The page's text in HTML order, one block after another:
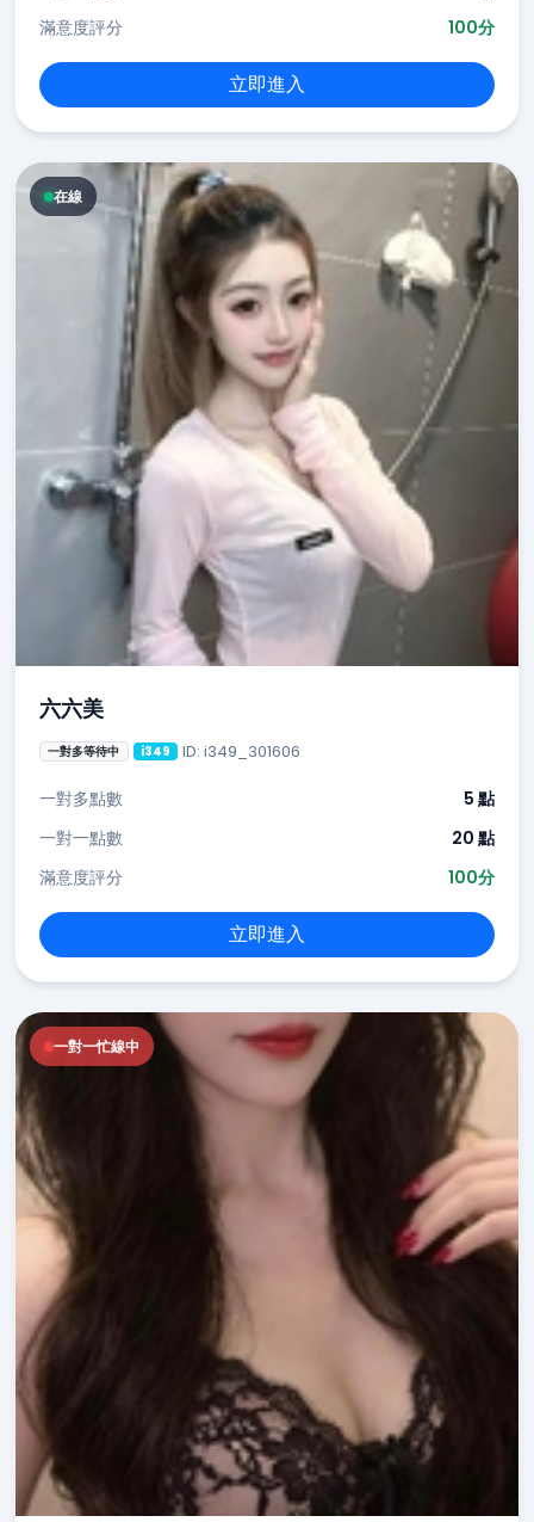
滿意度評分
100分
立即進入
在線
六六美
一對多等待中 i349 ID: i349_301606
一對多點數
5 點
一對一點數
20 點
滿意度評分
100分
立即進入
一對一忙線中